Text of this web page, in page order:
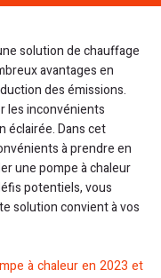
solution de chauffage
avantages en
des émissions.
les inconvénients
éclairée. Dans cet
à prendre en
une pompe à chaleur
potentiels, vous
solution convient à vos
à chaleur en 2023 et